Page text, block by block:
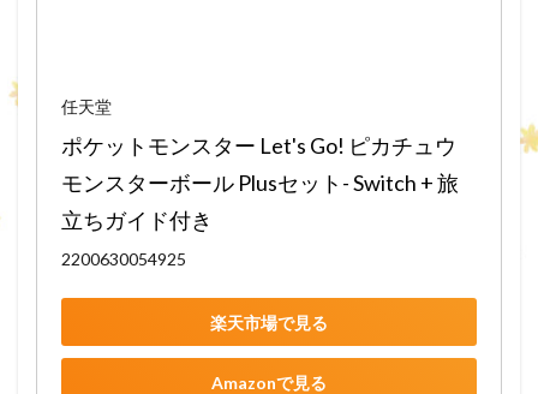
任天堂
ポケットモンスター Let's Go! ピカチュウ
モンスターボール Plusセット- Switch + 旅
立ちガイド付き
2200630054925
楽天市場で見る
Amazonで見る